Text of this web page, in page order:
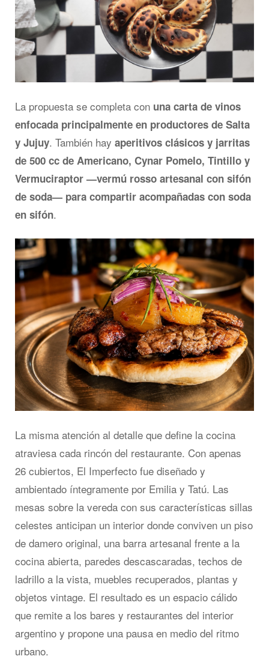
La propuesta se completa con una carta de vinos
enfocada principalmente en productores de Salta
y Jujuy. También hay aperitivos clásicos y jarritas
de 500 cc de Americano, Cynar Pomelo, Tintillo y
Vermuciraptor —vermú rosso artesanal con sifón
de soda— para compartir acompañadas con soda
en sifón.
La misma atención al detalle que define la cocina
atraviesa cada rincón del restaurante. Con apenas
26 cubiertos, El Imperfecto fue diseñado y
ambientado íntegramente por Emilia y Tatú. Las
mesas sobre la vereda con sus características sillas
celestes anticipan un interior donde conviven un piso
de damero original, una barra artesanal frente a la
cocina abierta, paredes descascaradas, techos de
ladrillo a la vista, muebles recuperados, plantas y
objetos vintage. El resultado es un espacio cálido
que remite a los bares y restaurantes del interior
argentino y propone una pausa en medio del ritmo
urbano.